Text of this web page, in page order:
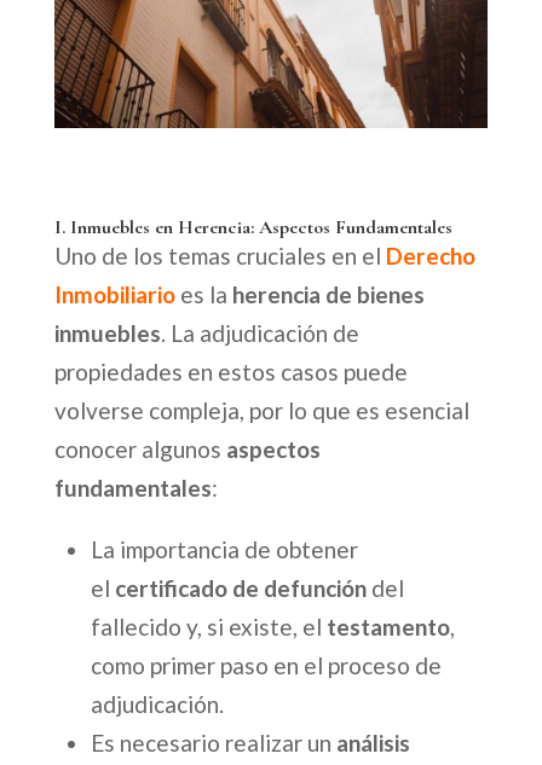
I. Inmuebles en Herencia: Aspectos Fundamentales
Uno de los temas cruciales en el Derecho
Inmobiliario es la herencia de bienes
inmuebles. La adjudicación de
propiedades en estos casos puede
volverse compleja, por lo que es esencial
conocer algunos aspectos
fundamentales:
La importancia de obtener
el certificado de defunción del
fallecido y, si existe, el testamento,
como primer paso en el proceso de
adjudicación.
Es necesario realizar un análisis